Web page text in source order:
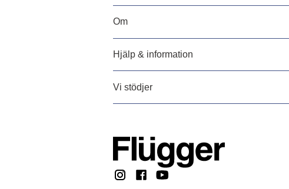
Om
Hjälp & information
Vi stödjer